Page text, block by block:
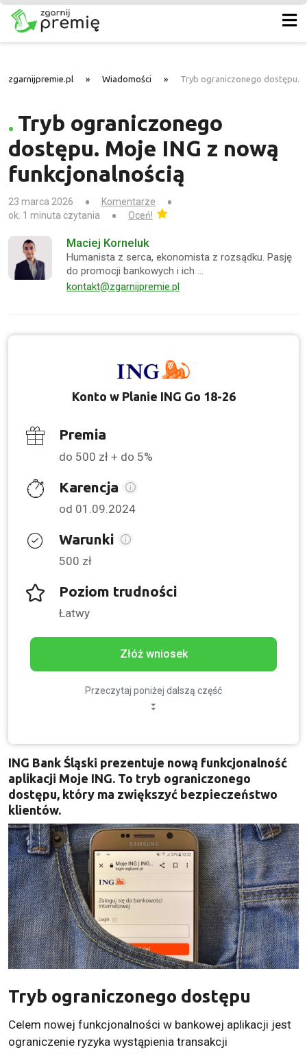
zgarnijpremie.pl » Wiadomości » Tryb ograniczonego dostępu.
Tryb ograniczonego
dostępu. Moje ING z nową
funkcjonalnością
23 marca 2026
Komentarze
ok. 1 minuta czytania
Oceń!
Maciej Korneluk
Humanista z serca, ekonomista z rozsądku. Pasję
do promocji bankowych i ich …
kontakt@zgarnijpremie.pl
Konto w Planie ING Go 18-26
Premia
do 500 zł + do 5%
Karencja
od 01.09.2024
Warunki
500 zł
Poziom trudności
Łatwy
Złóż wniosek
Przeczytaj poniżej dalszą część
ING Bank Śląski prezentuje nową funkcjonalność
aplikacji Moje ING. To tryb ograniczonego
dostępu, który ma zwiększyć bezpieczeństwo
klientów.
Tryb ograniczonego dostępu
Celem nowej funkcjonalności w bankowej aplikacji jest
ograniczenie ryzyka wystąpienia transakcji